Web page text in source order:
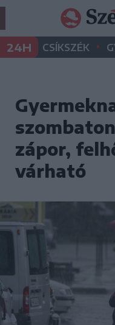
24H CSÍKSZÉK •
zápor,
várható